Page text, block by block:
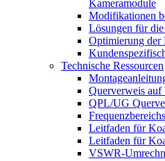
Kameramodule
Modifikationen
Lösungen für
Optimierung
Technische Ressourcen
Querverweis auf
QPL/UG
Leitfaden für
Leitfaden für
VSWR-